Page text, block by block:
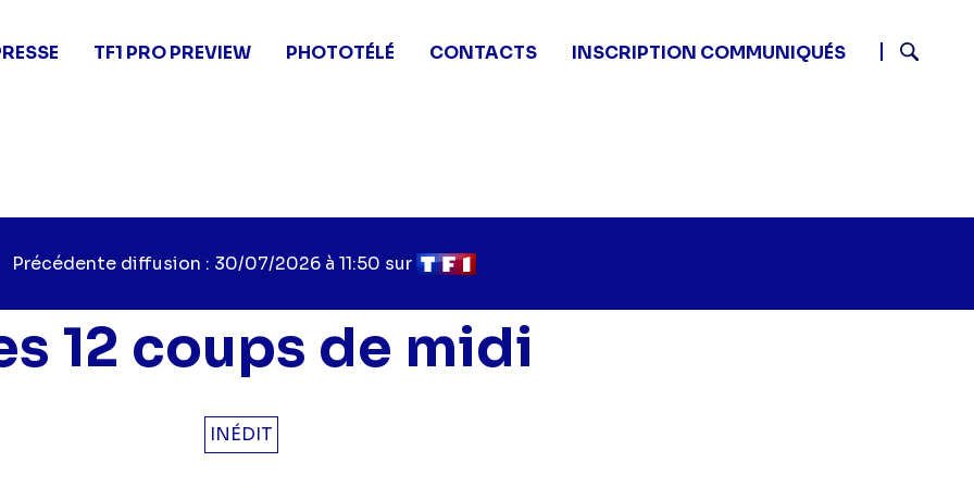
TF1 PRO PREVIEW PHOTOTÉLÉ CONTACTS
INSCRIPTION COMMUNIQUÉS
Précédente diffusion : 30/07/2026 à 11:50 sur
12 coups de midi
INÉDIT